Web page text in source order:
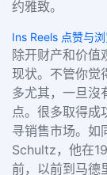
约雅致。
Ins Reels 点赞与
除开财产和价值
现状。不管你觉
多尤其，一旦沒
点。很多取得成
寻销售市场。如
Schultz，他在
前，以前到马德